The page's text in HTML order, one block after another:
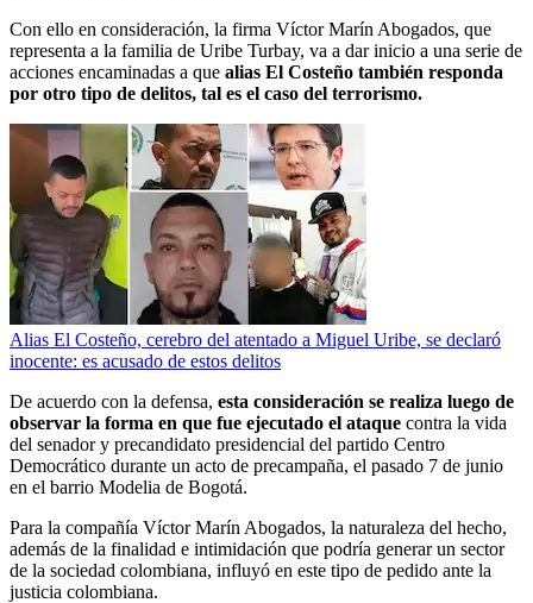
Con ello en consideración, la firma Víctor Marín Abogados, que
representa a la familia de Uribe Turbay, va a dar inicio a una serie de
acciones encaminadas a que alias El Costeño también responda
por otro tipo de delitos, tal es el caso del terrorismo.
Alias El Costeño, cerebro del atentado a Miguel Uribe, se declaró
inocente: es acusado de estos delitos
De acuerdo con la defensa, esta consideración se realiza luego de
observar la forma en que fue ejecutado el ataque contra la vida
del senador y precandidato presidencial del partido Centro
Democrático durante un acto de precampaña, el pasado 7 de junio
en el barrio Modelia de Bogotá.
Para la compañía Víctor Marín Abogados, la naturaleza del hecho,
además de la finalidad e intimidación que podría generar un sector
de la sociedad colombiana, influyó en este tipo de pedido ante la
justicia colombiana.